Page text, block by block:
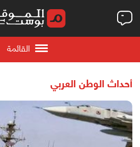
القائمة
أحداث الوطن العربي